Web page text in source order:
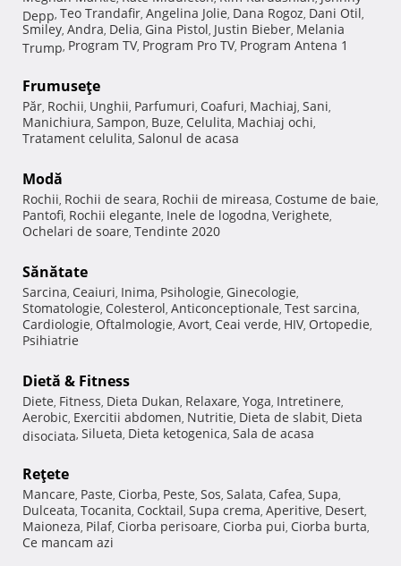
Depp, Teo Trandafir, Angelina Jolie, Dana Rogoz, Dani Otil,
Smiley, Andra, Delia, Gina Pistol, Justin Bieber, Melania
Trump, Program TV, Program Pro TV, Program Antena 1
Frumuseţe
Păr, Rochii, Unghii, Parfumuri, Coafuri, Machiaj, Sani,
Manichiura, Sampon, Buze, Celulita, Machiaj ochi,
Tratament celulita, Salonul de acasa
Modă
Rochii, Rochii de seara, Rochii de mireasa, Costume de baie,
Pantofi, Rochii elegante, Inele de logodna, Verighete,
Ochelari de soare, Tendinte 2020
Sănătate
Sarcina, Ceaiuri, Inima, Psihologie, Ginecologie,
Stomatologie, Colesterol, Anticonceptionale, Test sarcina,
Cardiologie, Oftalmologie, Avort, Ceai verde, HIV, Ortopedie,
Psihiatrie
Dietă & Fitness
Diete, Fitness, Dieta Dukan, Relaxare, Yoga, Intretinere,
Aerobic, Exercitii abdomen, Nutritie, Dieta de slabit, Dieta
disociata, Silueta, Dieta ketogenica, Sala de acasa
Reţete
Mancare, Paste, Ciorba, Peste, Sos, Salata, Cafea, Supa,
Dulceata, Tocanita, Cocktail, Supa crema, Aperitive, Desert,
Maioneza, Pilaf, Ciorba perisoare, Ciorba pui, Ciorba burta,
Ce mancam azi